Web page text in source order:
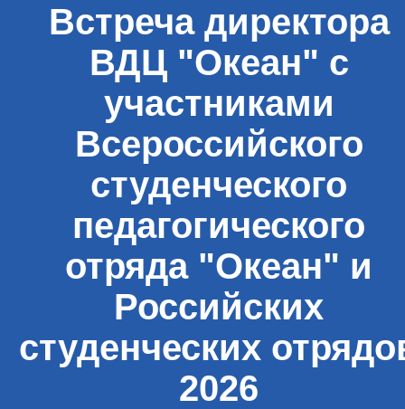
Встреча директора
ВДЦ "Океан" с
участниками
Всероссийского
студенческого
педагогического
отряда "Океан" и
Российских
студенческих
2026